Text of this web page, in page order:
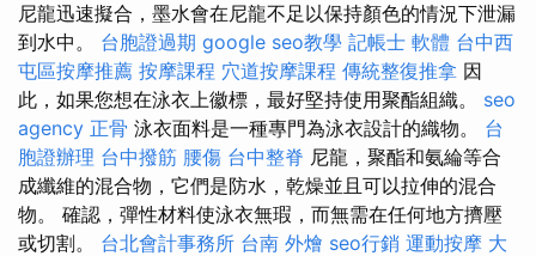
尼龍迅速擬合，墨水會在尼龍不足以保持顏色的情況下泄漏
到水中。 台胞證過期 google seo教學 記帳士 軟體 台中西
屯區按摩推薦 按摩課程 穴道按摩課程 傳統整復推拿 因
此，如果您想在泳衣上徽標，最好堅持使用聚酯組織。 seo
agency 正骨 泳衣面料是一種專門為泳衣設計的織物。 台
胞證辦理 台中撥筋 腰傷 台中整脊 尼龍，聚酯和氨綸等合
成纖維的混合物，它們是防水，乾燥並且可以拉伸的混合
物。 確認，彈性材料使泳衣無瑕，而無需在任何地方擠壓
或切割。 台北會計事務所 台南 外燴 seo行銷 運動按摩 大